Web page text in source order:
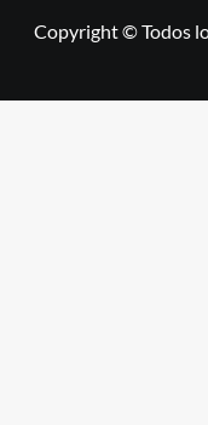
Copyright © Todos